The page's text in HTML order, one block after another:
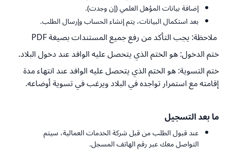
إضافة بيانات المؤهل العلمي (إن وجدت).
بعد استكمال البيانات، يتم إنشاء الحساب وإرسال الطلب.
ملاحظة: يجب التأكد من رفع جميع المستندات بصيغة PDF
ختم الدخول: هو الختم الذي يتحصل عليه الوافد عند دخول البلاد.
ختم التسوية: هو الختم الذي يتحصل عليه الوافد عند انتهاء مدة
إقامته مع استمرار تواجده في البلاد ويرغب في تسوية أوضاعه.
ما بعد التسجيل
عند قبول الطلب من قبل شركة الخدمات العمالية، سيتم
التواصل معك عبر رقم الهاتف المسجل.